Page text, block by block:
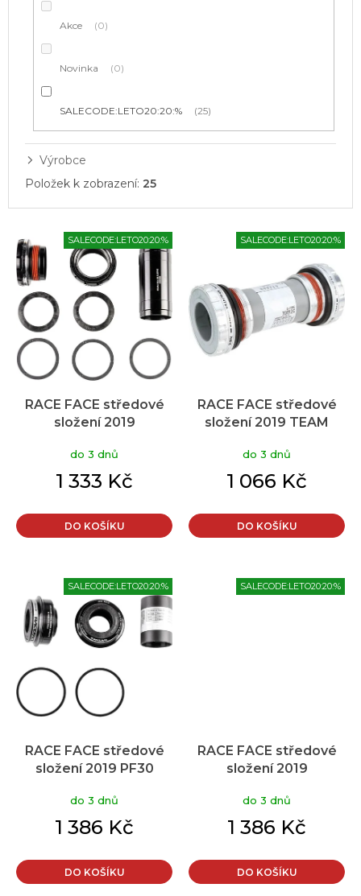
Akce 0
Novinka 0
SALECODE:LETO20:20:% 25
Výrobce
Položek k zobrazení: 25
p
SALECODE:LETO20:20:%
RACE FACE středové
složení 2019
do 3 dnů
1 333 Kč
DO KOŠÍKU
SALECODE:LETO20:20:%
RACE FACE středové
složení 2019 TEAM
do 3 dnů
1 066 Kč
DO KOŠÍKU
SALECODE:LETO20:20:%
RACE FACE středové
složení 2019 PF30
do 3 dnů
1 386 Kč
DO KOŠÍKU
SALECODE:LETO20:20:%
RACE FACE středové
složení 2019
do 3 dnů
1 386 Kč
DO KOŠÍKU